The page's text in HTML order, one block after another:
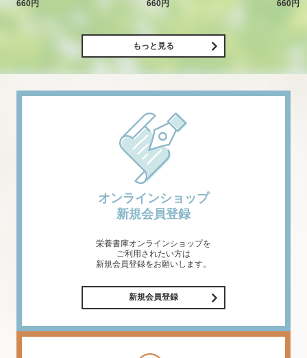
660円
660円
660円
もっと見る
オンラインショップ
新規会員登録
栄養書庫オンラインショップを
ご利用されたい方は
新規会員登録をお願いします。
新規会員登録